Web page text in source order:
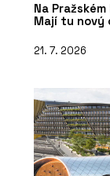
Na
Mají tu nový
21. 7. 2026